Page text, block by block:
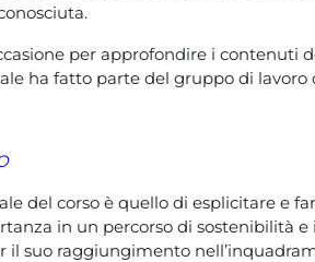
per approfondire i contenuti
ha fatto parte del gruppo di
del corso è quello di esplicitare e
in un percorso di sostenibilità
il suo raggiungimento